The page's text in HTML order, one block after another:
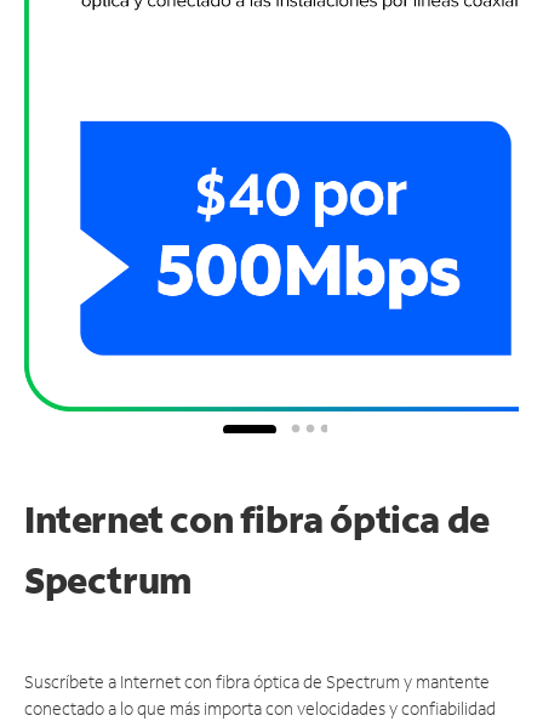
Internet con fibra óptica de
Spectrum
Suscríbete a Internet con fibra óptica de Spectrum y mantente
conectado a lo que más importa con velocidades y confiabilidad